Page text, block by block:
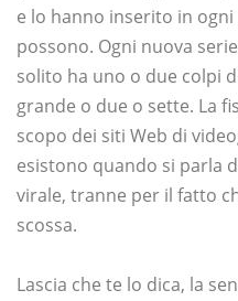
e lo hanno inserito in
possono. Ogni nuova
solito ha uno o due colpi
grande o due o sette. La
scopo dei siti Web di
esistono quando si parla
virale, tranne per il fatto
scossa.
Lascia che te lo dica, la